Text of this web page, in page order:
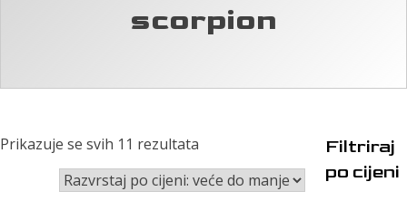
scorpion
Prikazuje se svih 11 rezultata
cijeni:
Filtriraj
po cijeni